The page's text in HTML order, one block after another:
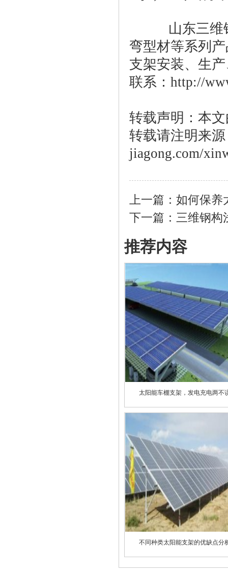
山东三维钢
弯型材等系列
支架安装、生
联系：http://
转载声明：本
转载请注明来
jiagong.com/
上一篇： 如何保养
下一篇： 三维钢构
推荐内容
太阳能车棚支架，发电充电两不
不同种类太阳能支架的优缺点分